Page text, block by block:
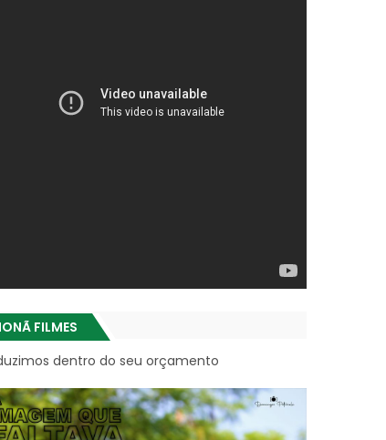
FILMES
dentro do seu orçamento